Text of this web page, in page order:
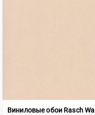
Виниловые обои Rasch Wall